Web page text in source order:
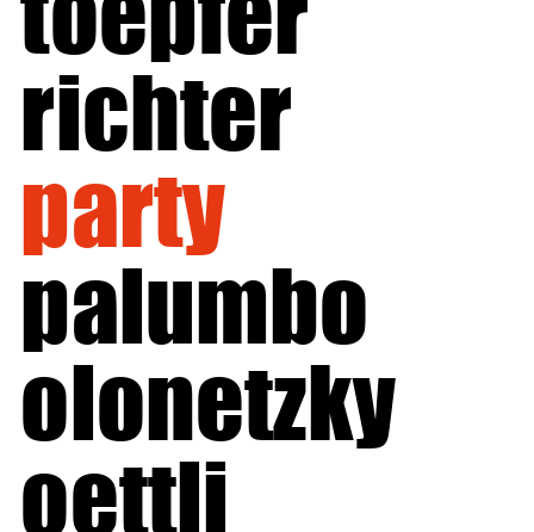
richter
party
palumbo
olonetzky
oettli